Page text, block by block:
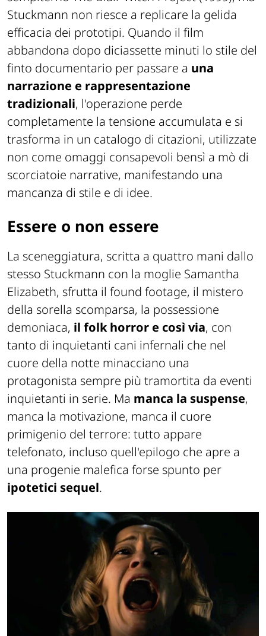
Stuckmann non riesce a replicare la gelida
efficacia dei prototipi. Quando il film
abbandona dopo diciassette minuti lo stile del
finto documentario per passare a una
narrazione e rappresentazione
tradizionali, l'operazione perde
completamente la tensione accumulata e si
trasforma in un catalogo di citazioni, utilizzate
non come omaggi consapevoli bensì a mò di
scorciatoie narrative, manifestando una
mancanza di stile e di idee.
Essere o non essere
La sceneggiatura, scritta a quattro mani dallo
stesso Stuckmann con la moglie Samantha
Elizabeth, sfrutta il found footage, il mistero
della sorella scomparsa, la possessione
demoniaca, il folk horror e così via, con
tanto di inquietanti cani infernali che nel
cuore della notte minacciano una
protagonista sempre più tramortita da eventi
inquietanti in serie. Ma manca la suspense,
manca la motivazione, manca il cuore
primigenio del terrore: tutto appare
telefonato, incluso quell'epilogo che apre a
una progenie malefica forse spunto per
ipotetici sequel.